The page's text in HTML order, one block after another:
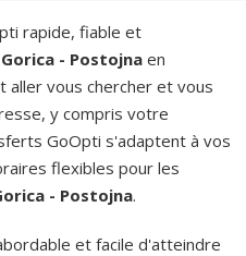
rapide, fiable et
- Postojnaen
aller vous chercher et vous
y compris votre
GoOpti s'adaptent à vos
flexibles pour les
- Postojna.
et facile d'atteindre